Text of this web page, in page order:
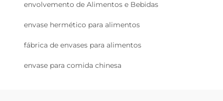
envolvemento de Alimentos e Bebidas
envase hermético para alimentos
fábrica de envases para alimentos
envase para comida chinesa